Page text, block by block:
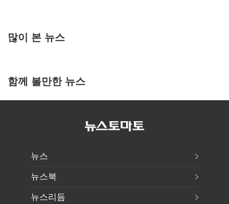
많이 본 뉴스
함께 볼만한 뉴스
뉴스
뉴스북
뉴스리듬